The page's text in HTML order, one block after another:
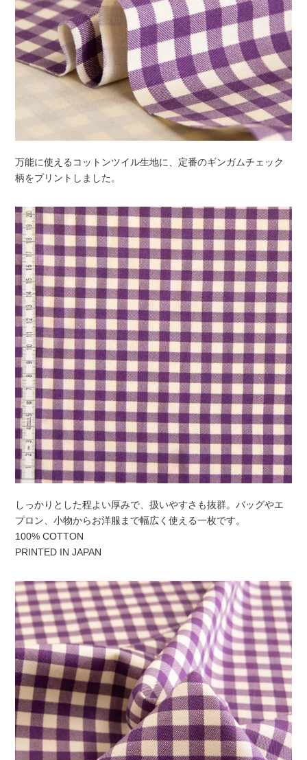
万能に使えるコットンツイル生地に、定番のギンガムチェック
柄をプリントしました。
しっかりとした程よい厚みで、扱いやすさも抜群。バッグやエ
プロン、小物からお洋服まで幅広く使える一枚です。
100% COTTON
PRINTED IN JAPAN